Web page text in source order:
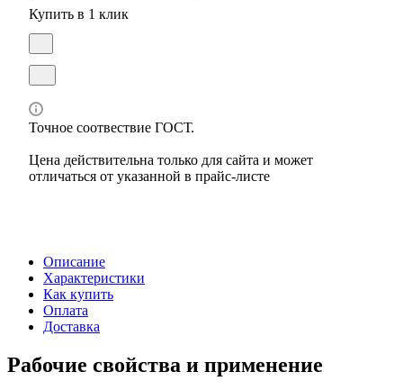
Купить в 1 клик
Точное соотвествие ГОСТ.
Цена действительна только для сайта и может
отличаться от указанной в прайс-листе
Описание
Характеристики
Как купить
Оплата
Доставка
Рабочие свойства и применение